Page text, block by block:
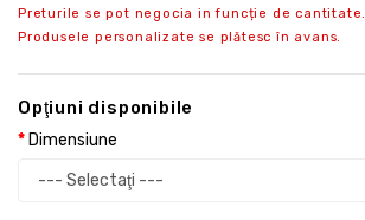
Preturile se pot negocia in funcție de cantitate.
Produsele personalizate se plătesc în avans.
Opţiuni disponibile
Dimensiune